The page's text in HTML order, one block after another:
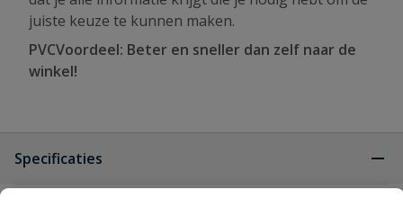
juiste keuze te kunnen maken.
PVCVoordeel: Beter en sneller dan zelf naar de
winkel!
Specificaties